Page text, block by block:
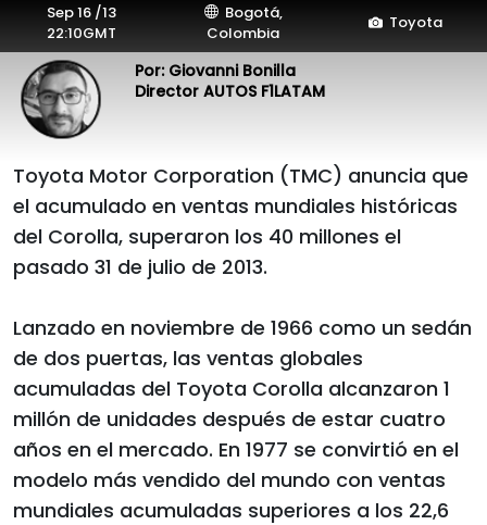
Sep 16 /13
22:10GMT
Bogotá,
Colombia
Toyota
Por: Giovanni Bonilla
Director AUTOS F1LATAM
Toyota Motor Corporation (TMC) anuncia que
el acumulado en ventas mundiales históricas
del Corolla, superaron los 40 millones el
pasado 31 de julio de 2013.
Lanzado en noviembre de 1966 como un sedán
de dos puertas, las ventas globales
acumuladas del Toyota Corolla alcanzaron 1
millón de unidades después de estar cuatro
años en el mercado. En 1977 se convirtió en el
modelo más vendido del mundo con ventas
mundiales acumuladas superiores a los 22,6